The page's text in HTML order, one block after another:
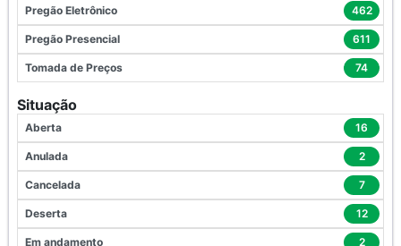
Pregão Eletrônico 462
Pregão Presencial 611
Tomada de Preços 74
Situação
Aberta 16
Anulada 2
Cancelada 7
Deserta 12
Em andamento 2